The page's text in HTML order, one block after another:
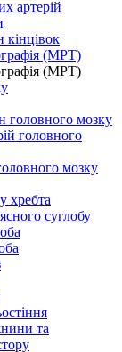
артерій
кінцівок
(МРТ)
(МРТ)
головного мозку
головного
мозку
хребта
суглобу
та